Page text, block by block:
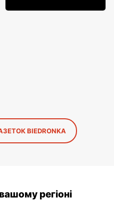
BIEDRONKA
регіоні